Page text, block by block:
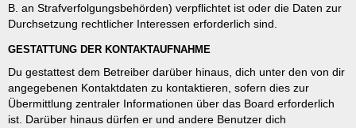
B. an Strafverfolgungsbehörden) verpflichtet ist oder die Daten zur
Durchsetzung rechtlicher Interessen erforderlich sind.
GESTATTUNG DER KONTAKTAUFNAHME
Du gestattest dem Betreiber darüber hinaus, dich unter den von dir
angegebenen Kontaktdaten zu kontaktieren, sofern dies zur
Übermittlung zentraler Informationen über das Board erforderlich
ist. Darüber hinaus dürfen er und andere Benutzer dich